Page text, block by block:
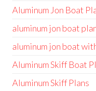
Aluminum Jon Boat
aluminum jon boat
aluminum jon boat
Aluminum Skiff Boat
Aluminum Skiff Plans